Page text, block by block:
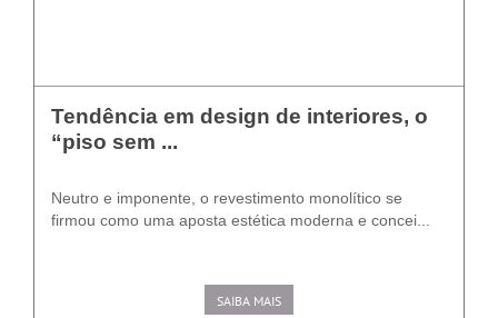
Tendência em design de interiores, o
“piso sem ...
Neutro e imponente, o revestimento monolítico se
firmou como uma aposta estética moderna e concei...
SAIBA MAIS